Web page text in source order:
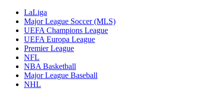
LaLiga
Major League Soccer (MLS)
UEFA Champions League
UEFA Europa League
Premier League
NFL
NBA Basketball
Major League Baseball
NHL